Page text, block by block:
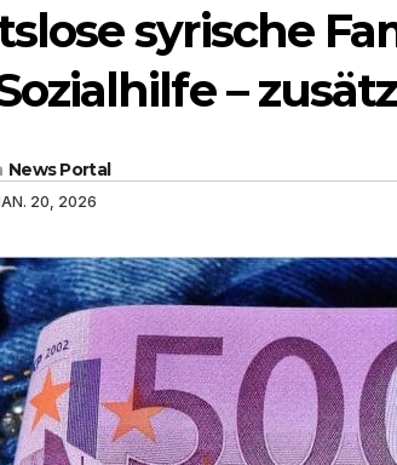
syrische
–
News Portal
20, 2026